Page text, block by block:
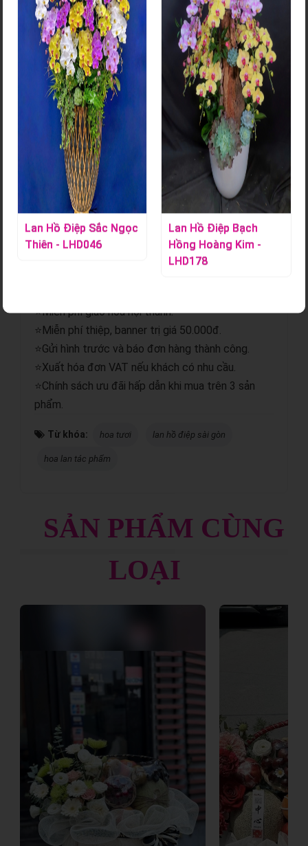
Giỏ Trái Cây - TC117
Mã sản phẩm: S000904
Giỏ trái cây kết hợp hoa tươi là món quà vừa thanh lịch vừa
ý nghĩa, nổi bật với sắc hoa tươi tắn và trái cây tuyển chọn
chất lượng. Phù hợp cho nhiều dịp, món quà này thay lời
chúc sức khỏe, niềm vui và sự trân trọng gửi đến người
Chi tiết sản phẩm
⭐Miễn phí giao hoa nội thành.
⭐Miễn phí thiệp, banner trị giá 50.000đ.
⭐Gửi hình trước và báo đơn hàng thành công.
⭐Xuất hóa đơn VAT nếu khách có nhu cầu.
⭐Chính sách ưu đãi hấp dẫn khi mua trên 3 sản
phẩm.
Từ khóa: hoa tươi lan hồ điệp sài gòn
hoa lan tác phẩm
SẢN PHẨM CÙNG
LOẠI
Lan Hồ Điệp Sắc Ngọc
Thiên - LHD046
Lan Hồ Điệp Bạch
Hồng Hoàng Kim -
LHD178